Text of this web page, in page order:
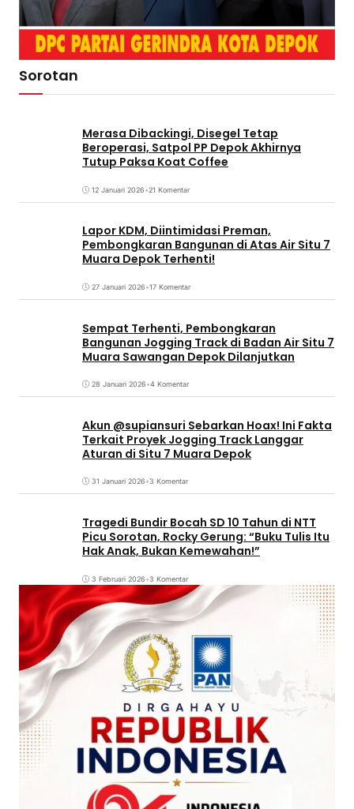
Sorotan
Merasa Dibackingi, Disegel Tetap
Beroperasi, Satpol PP Depok Akhirnya
Tutup Paksa Koat Coffee
12 Januari 2026•21 Komentar
Lapor KDM, Diintimidasi Preman,
Pembongkaran Bangunan di Atas Air Situ 7
Muara Depok Terhenti!
27 Januari 2026•17 Komentar
Sempat Terhenti, Pembongkaran
Bangunan Jogging Track di Badan Air Situ 7
Muara Sawangan Depok Dilanjutkan
28 Januari 2026•4 Komentar
Akun @supiansuri Sebarkan Hoax! Ini Fakta
Terkait Proyek Jogging Track Langgar
Aturan di Situ 7 Muara Depok
31 Januari 2026•3 Komentar
Tragedi Bundir Bocah SD 10 Tahun di NTT
Picu Sorotan, Rocky Gerung: “Buku Tulis Itu
Hak Anak, Bukan Kemewahan!”
3 Februari 2026•3 Komentar